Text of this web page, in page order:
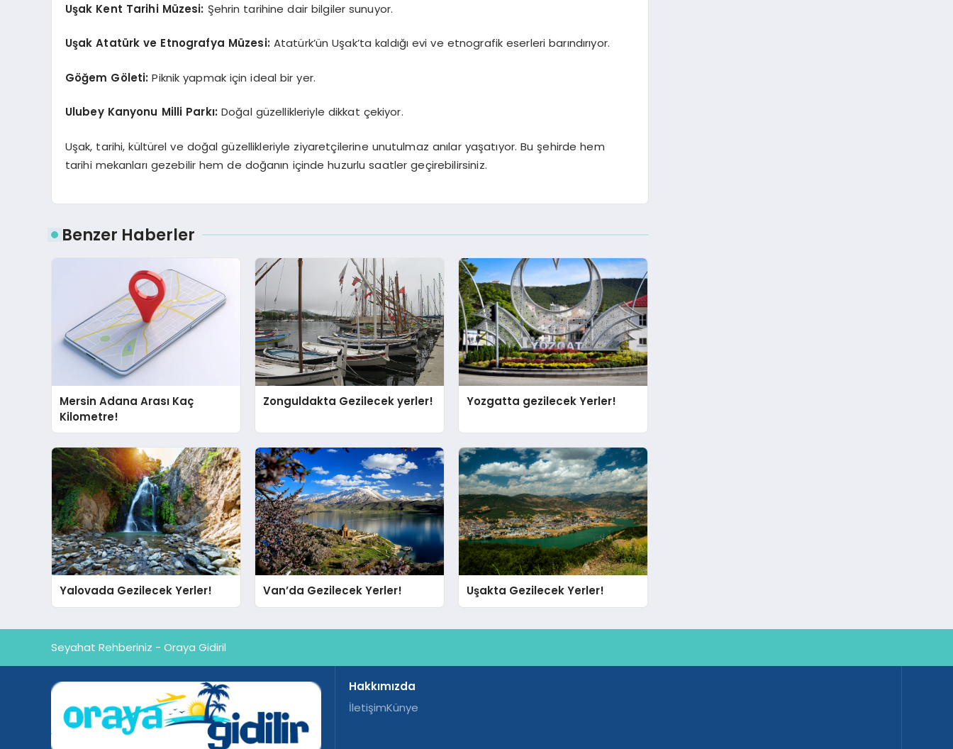
Uşak Kent Tarihi Müzesi: Şehrin tarihine dair bilgiler sunuyor.
Uşak Atatürk ve Etnografya Müzesi: Atatürk’ün Uşak’ta kaldığı evi ve etnografik eserleri barındırıyor.
Göğem Göleti: Piknik yapmak için ideal bir yer.
Ulubey Kanyonu Milli Parkı: Doğal güzellikleriyle dikkat çekiyor.
Uşak, tarihi, kültürel ve doğal güzellikleriyle ziyaretçilerine unutulmaz anılar yaşatıyor. Bu şehirde hem
tarihi mekanları gezebilir hem de doğanın içinde huzurlu saatler geçirebilirsiniz.
Benzer Haberler
Mersin Adana Arası Kaç
Kilometre!
Zonguldakta Gezilecek yerler! Yozgatta gezilecek Yerler!
Yalovada Gezilecek Yerler! Van’da Gezilecek Yerler! Uşakta Gezilecek Yerler!
Seyahat Rehberiniz - Oraya Gidiril
Hakkımızda
İletişimKünye